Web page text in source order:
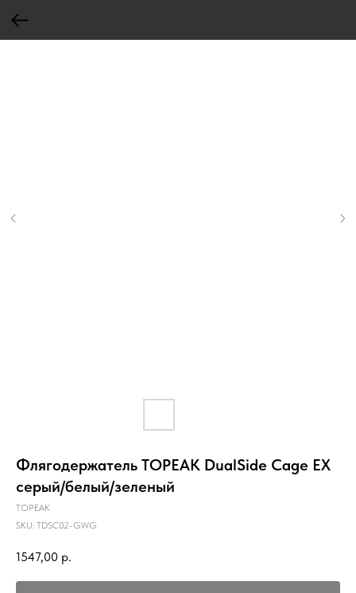
Флягодержатель TOPEAK DualSide Cage EX
серый/белый/зеленый
TOPEAK
SKU: TDSC02-GWG
1547,00 р.